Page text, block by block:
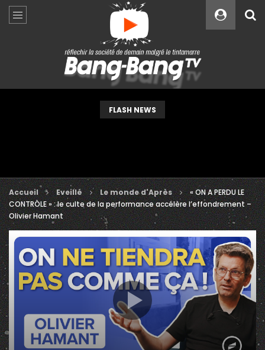
FLASH NEWS
Accueil Eveillé Le monde d'Après
« ON A PERDU LE
CONTRÔLE » : le culte de la performance accélère l’effondrement –
Olivier Hamant
Custom Amount
VEUILLEZ PATIENTER...